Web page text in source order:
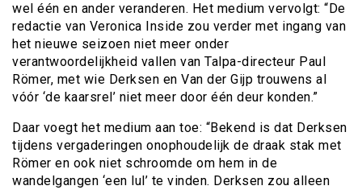
wel één en ander veranderen. Het medium vervolgt: “De
redactie van Veronica Inside zou verder met ingang van
het nieuwe seizoen niet meer onder
verantwoordelijkheid vallen van Talpa-directeur Paul
Römer, met wie Derksen en Van der Gijp trouwens al
vóór ‘de kaarsrel’ niet meer door één deur konden.”
Daar voegt het medium aan toe: “Bekend is dat Derksen
tijdens vergaderingen onophoudelijk de draak stak met
Römer en ook niet schroomde om hem in de
wandelgangen ‘een lul’ te vinden. Derksen zou alleen